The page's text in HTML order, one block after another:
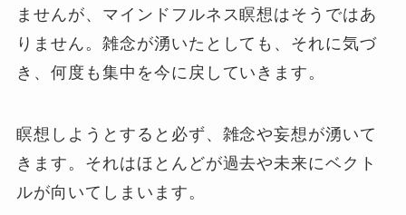
ませんが、マインドフルネス瞑想はそうではあ
りません。雑念が湧いたとしても、それに気づ
き、何度も集中を今に戻していきます。
瞑想しようとすると必ず、雑念や妄想が湧いて
きます。それはほとんどが過去や未来にベクト
ルが向いてしまいます。